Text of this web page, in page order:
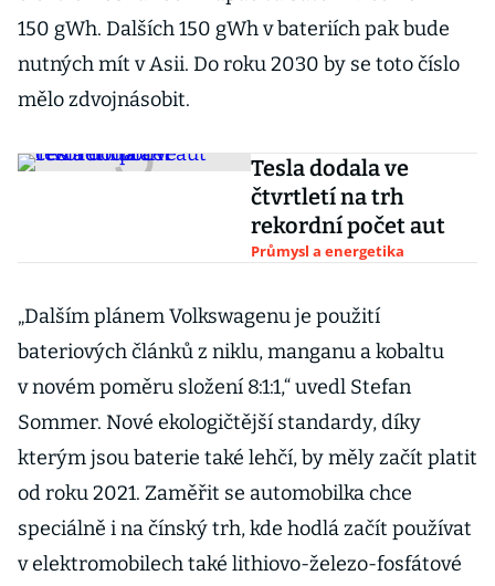
150 gWh. Dalších 150 gWh v bateriích pak bude
nutných mít v Asii. Do roku 2030 by se toto číslo
mělo zdvojnásobit.
Tesla dodala ve
čtvrtletí na trh
rekordní počet aut
Průmysl a energetika
„Dalším plánem Volkswagenu je použití
bateriových článků z niklu, manganu a kobaltu
v novém poměru složení 8:1:1,“ uvedl Stefan
Sommer. Nové ekologičtější standardy, díky
kterým jsou baterie také lehčí, by měly začít platit
od roku 2021. Zaměřit se automobilka chce
speciálně i na čínský trh, kde hodlá začít používat
v elektromobilech také lithiovo-železo-fosfátové